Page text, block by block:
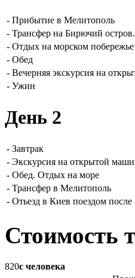
- Прибытие в Мелитополь
- Трансфер на Бирючий
- Отдых на морском побережье
- Обед
- Вечерняя экскурсия на
- Ужин
День 2
- Завтрак
- Экскурсия на открытой
- Обед. Отдых на море
- Трансфер в Мелитополь
- Отьезд в Киев поездом после
Стоимость
820с человека